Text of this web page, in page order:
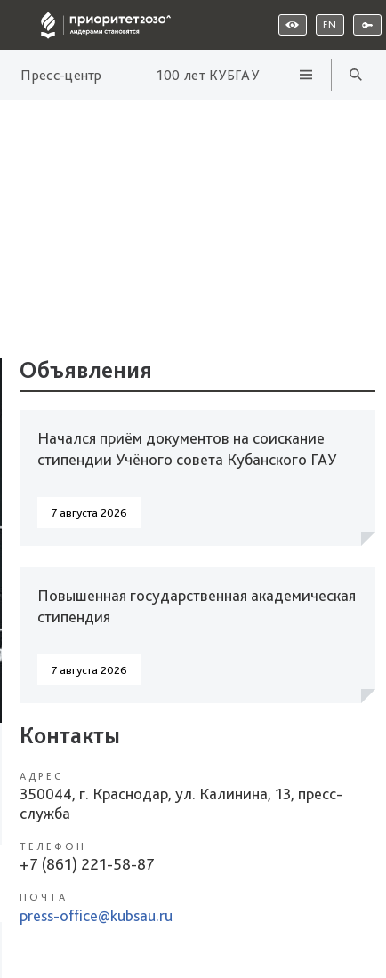
EN
Пресс-центр 100 лет КУБГАУ
Объявления
Начался приём документов на соискание
стипендии Учёного совета Кубанского ГАУ
7 августа 2026
Повышенная государственная академическая
стипендия
7 августа 2026
Контакты
АДРЕС
350044, г. Краснодар, ул. Калинина, 13, пресс-
служба
ТЕЛЕФОН
+7 (861) 221-58-87
ПОЧТА
press-office@kubsau.ru